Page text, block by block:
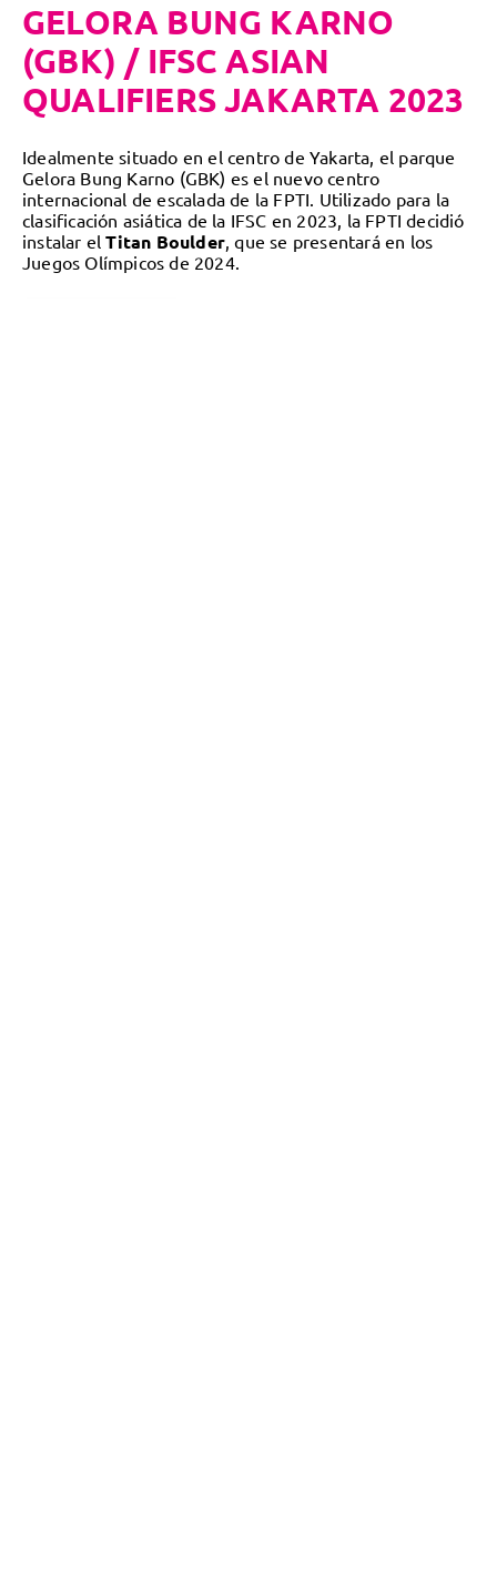
GELORA BUNG KARNO
(GBK) / IFSC ASIAN
QUALIFIERS JAKARTA 2023
Idealmente situado en el centro de Yakarta, el parque
Gelora Bung Karno (GBK) es el nuevo centro
internacional de escalada de la FPTI. Utilizado para la
clasificación asiática de la IFSC en 2023, la FPTI decidió
instalar elTitan Boulder, que se presentará en los
Juegos Olímpicos de 2024.